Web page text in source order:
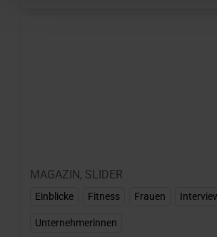
MAGAZIN, SLIDER
Einblicke Fitness Frauen
Unternehmerinnen